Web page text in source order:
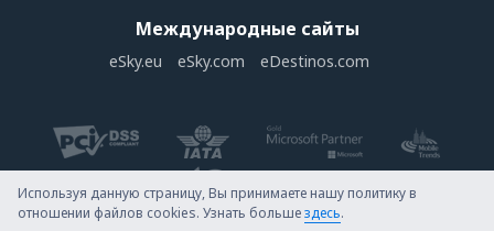
Международные сайты
eSky.eu eSky.com eDestinos.com
Используя данную страницу, Вы принимаете нашу политику в
отношении файлов cookies. Узнать большездесь.